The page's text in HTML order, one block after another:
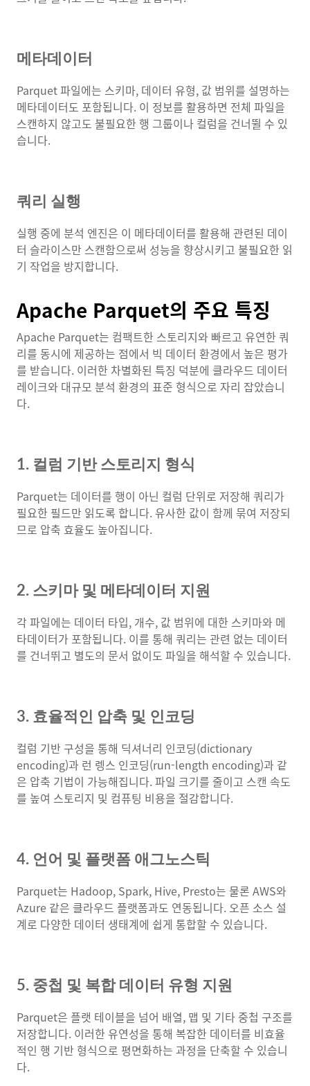
메타데이터
Parquet 파일에는 스키마, 데이터 유형, 값 범위를 설명하는
메타데이터도 포함됩니다. 이 정보를 활용하면 전체 파일을
스캔하지 않고도 불필요한 행 그룹이나 컬럼을 건너뛸 수 있
습니다.
쿼리 실행
실행 중에 분석 엔진은 이 메타데이터를 활용해 관련된 데이
터 슬라이스만 스캔함으로써 성능을 향상시키고 불필요한 읽
기 작업을 방지합니다.
Apache Parquet의 주요 특징
Apache Parquet는 컴팩트한 스토리지와 빠르고 유연한 쿼
리를 동시에 제공하는 점에서 빅 데이터 환경에서 높은 평가
를 받습니다. 이러한 차별화된 특징 덕분에 클라우드 데이터
레이크와 대규모 분석 환경의 표준 형식으로 자리 잡았습니
다.
1. 컬럼 기반 스토리지 형식
Parquet는 데이터를 행이 아닌 컬럼 단위로 저장해 쿼리가
필요한 필드만 읽도록 합니다. 유사한 값이 함께 묶여 저장되
므로 압축 효율도 높아집니다.
2. 스키마 및 메타데이터 지원
각 파일에는 데이터 타입, 개수, 값 범위에 대한 스키마와 메
타데이터가 포함됩니다. 이를 통해 쿼리는 관련 없는 데이터
를 건너뛰고 별도의 문서 없이도 파일을 해석할 수 있습니다.
3. 효율적인 압축 및 인코딩
컬럼 기반 구성을 통해 딕셔너리 인코딩(dictionary
encoding)과 런 렝스 인코딩(run-length encoding)과 같
은 압축 기법이 가능해집니다. 파일 크기를 줄이고 스캔 속도
를 높여 스토리지 및 컴퓨팅 비용을 절감합니다.
4. 언어 및 플랫폼 애그노스틱
Parquet는 Hadoop, Spark, Hive, Presto는 물론 AWS와
Azure 같은 클라우드 플랫폼과도 연동됩니다. 오픈 소스 설
계로 다양한 데이터 생태계에 쉽게 통합할 수 있습니다.
5. 중첩 및 복합 데이터 유형 지원
Parquet은 플랫 테이블을 넘어 배열, 맵 및 기타 중첩 구조를
저장합니다. 이러한 유연성을 통해 복잡한 데이터를 비효율
적인 행 기반 형식으로 평면화하는 과정을 단축할 수 있습니
다.